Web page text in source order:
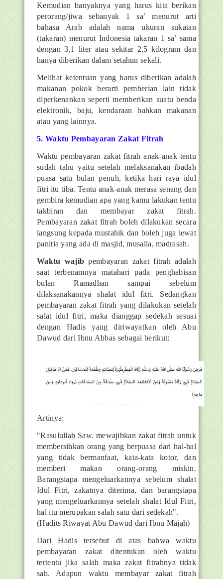
Kemudian banyaknya yang harus kita berikan
perorang/jiwa sebanyak 1 sa’ menurut arti
bahasa Arab adalah nama ukuran sukatan
(takaran) menurut Indonesia takaran 1 sa’ sama
dengan 3,1 liter atau sekitar 2,5 kilogram dan
hanya diberikan dalam setahun sekali.
Melihat ketentuan yang harus diberikan adalah
makanan pokok berarti pemberian lain tidak
diperkenankan seperti memberikan suatu benda
elektronik, baju, kendaraan bahkan makanan
atau yang lainnya.
5. Waktu Pembayaran Zakat Fitrah
Waktu pembayaran zakat fitrah anak-anak tentu
sudah tahu yaitu setelah melaksanakan ibadah
puasa satu bulan penuh, ketika hari raya idul
fitri itu tiba. Tentu anak-anak merasa senang dan
gembira kemudian apa yang kamu lakukan tentu
takbiran dan membayar zakat fitrah.
Pembayaran zakat fitrah boleh dilakukan secara
langsung kepada mustahik dan boleh juga lewat
panitia yang ada di masjid, musalla, madrasah.
Waktu wajib pembayaran zakat fitrah adalah
saat terbenamnya matahari pada penghabisan
bulan Ramadhan sampai sebelum
dilaksanakannya shalat idul fitri. Sedangkan
pembayaran zakat fitrah yang dilakukan setelah
salat idul fitri, maka dianggap sedekah sesuai
dengan Hadis yang diriwayatkan oleh Abu
Dawud dari Ibnu Abbas sebagai berikut:
Artinya:
"Rasulullah Saw. mewajibkan zakat fitrah untuk
membersihkan orang yang berpuasa dari hal-hal
yang tidak bermanfaat, kata-kata kotor, dan
memberi makan orang-orang miskin.
Barangsiapa mengeluarkannya sebelum shalat
Idul Fitri, zakatnya diterima, dan barangsiapa
yang mengeluarkannya setelah shalat Idul Fitri,
hal itu merupakan salah satu dari sedekah".
(Hadits Riwayat Abu Dawud dari Ibnu Majah)
Dari Hadis tersebut di atas bahwa waktu
pembayaran zakat ditentukan oleh waktu
tertentu jika salah maka zakat fitrahnya tidak
sah. Adapun waktu membayar zakat fitrah